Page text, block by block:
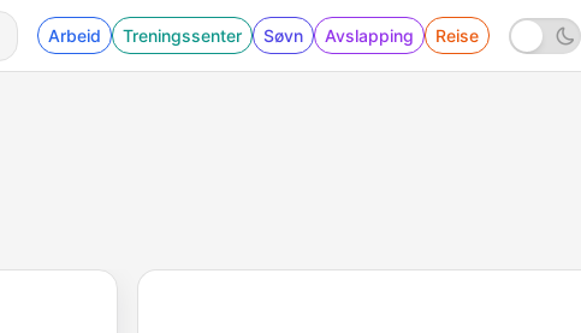
Arbeid Treningssenter Søvn Avslapping Reise